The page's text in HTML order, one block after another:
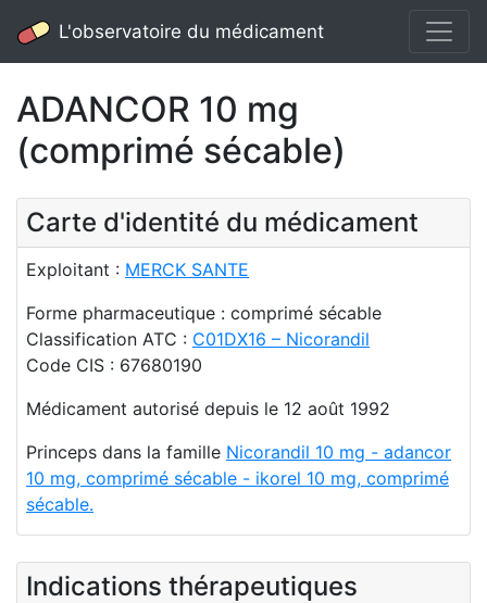
L'observatoire du médicament
ADANCOR 10 mg
(comprimé sécable)
Carte d'identité du médicament
Exploitant : MERCK SANTE
Forme pharmaceutique : comprimé sécable
Classification ATC : C01DX16 – Nicorandil
Code CIS : 67680190
Médicament autorisé depuis le 12 août 1992
Princeps dans la famille Nicorandil 10 mg - adancor
10 mg, comprimé sécable - ikorel 10 mg, comprimé
sécable.
Indications thérapeutiques